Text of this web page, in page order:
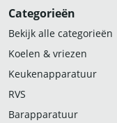
Categorieën
Bekijk alle categorieën
Koelen & vriezen
Keukenapparatuur
RVS
Barapparatuur